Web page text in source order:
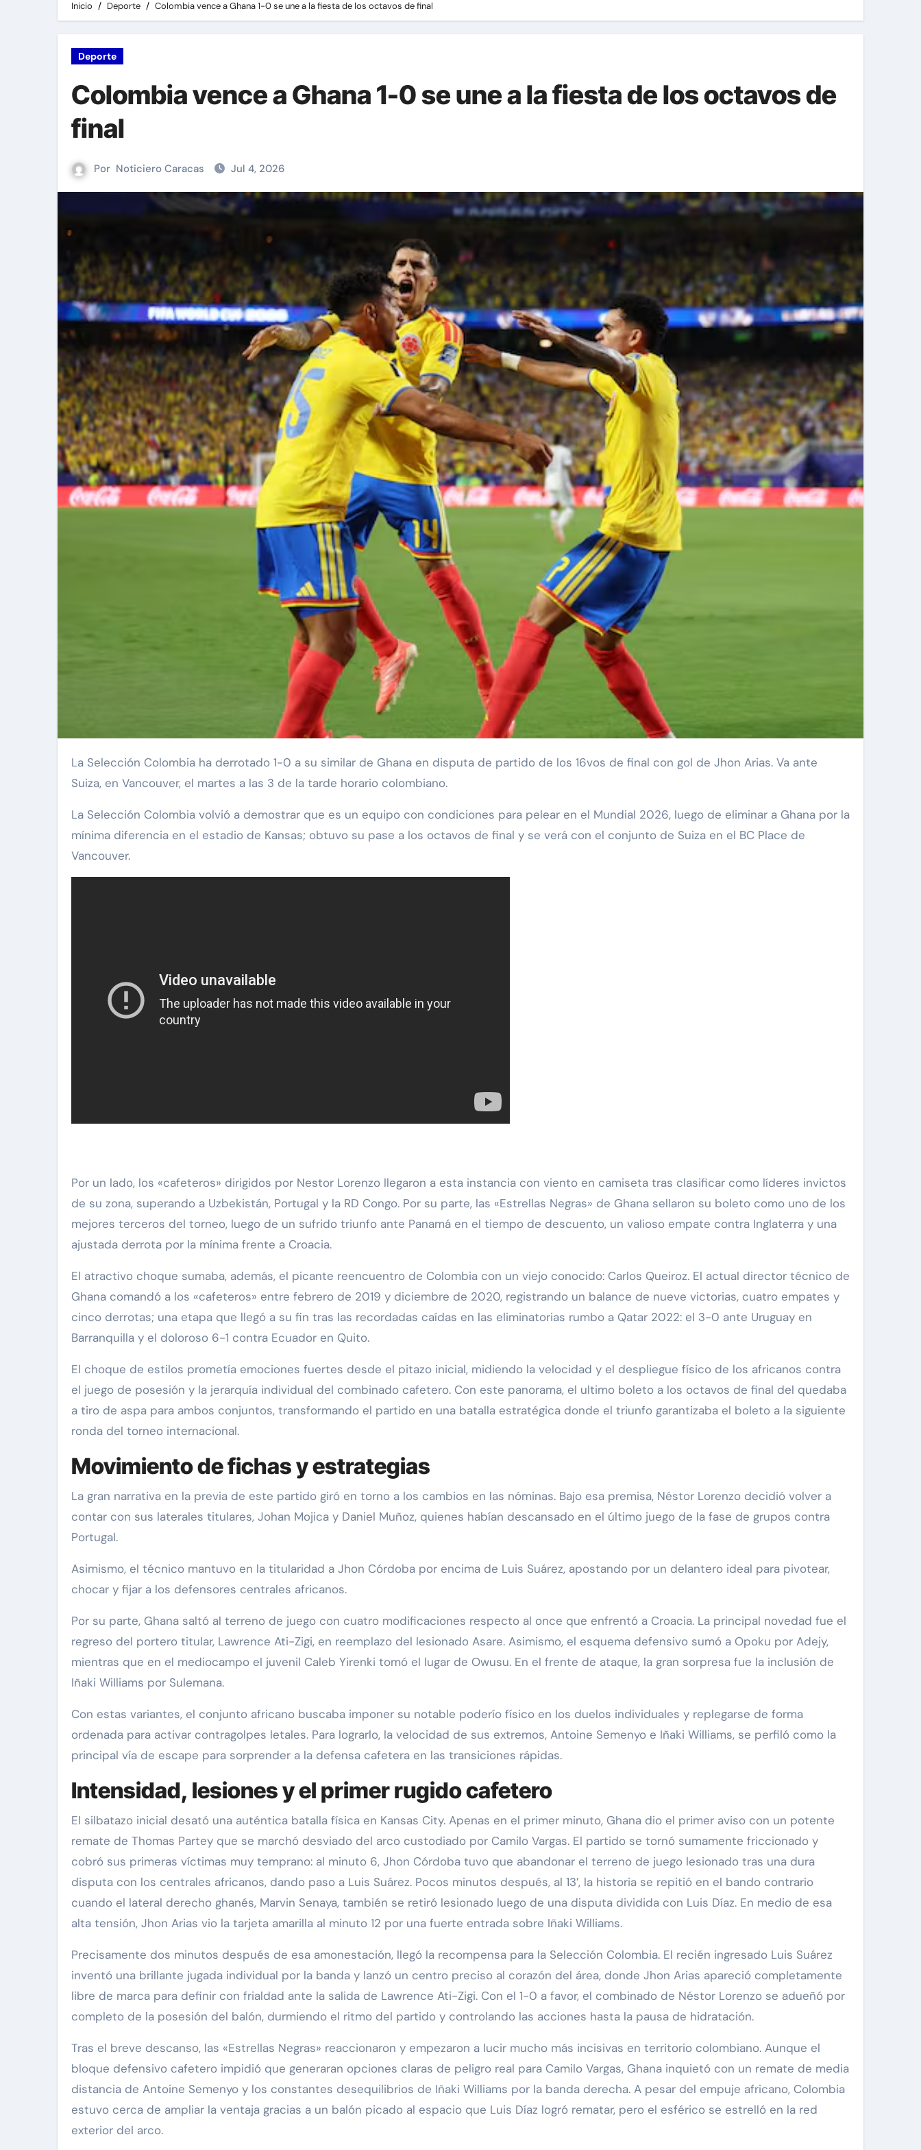
Inicio Deporte Colombia vence a Ghana 1-0 se une a la fiesta de los octavos de final
Deporte
Colombia vence a Ghana 1-0 se une a la fiesta de los octavos de
final
Por Noticiero Caracas Jul 4, 2026
La Selección Colombia ha derrotado 1-0 a su similar de Ghana en disputa de partido de los 16vos de final con gol de Jhon Arias. Va ante
Suiza, en Vancouver, el martes a las 3 de la tarde horario colombiano.
La Selección Colombia volvió a demostrar que es un equipo con condiciones para pelear en el Mundial 2026, luego de eliminar a Ghana por la
mínima diferencia en el estadio de Kansas; obtuvo su pase a los octavos de final y se verá con el conjunto de Suiza en el BC Place de
Vancouver.
Por un lado, los «cafeteros» dirigidos por Nestor Lorenzo llegaron a esta instancia con viento en camiseta tras clasificar como líderes invictos
de su zona, superando a Uzbekistán, Portugal y la RD Congo. Por su parte, las «Estrellas Negras» de Ghana sellaron su boleto como uno de los
mejores terceros del torneo, luego de un sufrido triunfo ante Panamá en el tiempo de descuento, un valioso empate contra Inglaterra y una
ajustada derrota por la mínima frente a Croacia.
El atractivo choque sumaba, además, el picante reencuentro de Colombia con un viejo conocido: Carlos Queiroz. El actual director técnico de
Ghana comandó a los «cafeteros» entre febrero de 2019 y diciembre de 2020, registrando un balance de nueve victorias, cuatro empates y
cinco derrotas; una etapa que llegó a su fin tras las recordadas caídas en las eliminatorias rumbo a Qatar 2022: el 3-0 ante Uruguay en
Barranquilla y el doloroso 6-1 contra Ecuador en Quito.
El choque de estilos prometía emociones fuertes desde el pitazo inicial, midiendo la velocidad y el despliegue físico de los africanos contra
el juego de posesión y la jerarquía individual del combinado cafetero. Con este panorama, el ultimo boleto a los octavos de final del quedaba
a tiro de aspa para ambos conjuntos, transformando el partido en una batalla estratégica donde el triunfo garantizaba el boleto a la siguiente
ronda del torneo internacional.
Movimiento de fichas y estrategias
La gran narrativa en la previa de este partido giró en torno a los cambios en las nóminas. Bajo esa premisa, Néstor Lorenzo decidió volver a
contar con sus laterales titulares, Johan Mojica y Daniel Muñoz, quienes habían descansado en el último juego de la fase de grupos contra
Portugal.
Asimismo, el técnico mantuvo en la titularidad a Jhon Córdoba por encima de Luis Suárez, apostando por un delantero ideal para pivotear,
chocar y fijar a los defensores centrales africanos.
Por su parte, Ghana saltó al terreno de juego con cuatro modificaciones respecto al once que enfrentó a Croacia. La principal novedad fue el
regreso del portero titular, Lawrence Ati-Zigi, en reemplazo del lesionado Asare. Asimismo, el esquema defensivo sumó a Opoku por Adejy,
mientras que en el mediocampo el juvenil Caleb Yirenki tomó el lugar de Owusu. En el frente de ataque, la gran sorpresa fue la inclusión de
Iñaki Williams por Sulemana.
Con estas variantes, el conjunto africano buscaba imponer su notable poderío físico en los duelos individuales y replegarse de forma
ordenada para activar contragolpes letales. Para lograrlo, la velocidad de sus extremos, Antoine Semenyo e Iñaki Williams, se perfiló como la
principal vía de escape para sorprender a la defensa cafetera en las transiciones rápidas.
Intensidad, lesiones y el primer rugido cafetero
El silbatazo inicial desató una auténtica batalla física en Kansas City. Apenas en el primer minuto, Ghana dio el primer aviso con un potente
remate de Thomas Partey que se marchó desviado del arco custodiado por Camilo Vargas. El partido se tornó sumamente friccionado y
cobró sus primeras víctimas muy temprano: al minuto 6, Jhon Córdoba tuvo que abandonar el terreno de juego lesionado tras una dura
disputa con los centrales africanos, dando paso a Luis Suárez. Pocos minutos después, al 13′, la historia se repitió en el bando contrario
cuando el lateral derecho ghanés, Marvin Senaya, también se retiró lesionado luego de una disputa dividida con Luis Díaz. En medio de esa
alta tensión, Jhon Arias vio la tarjeta amarilla al minuto 12 por una fuerte entrada sobre Iñaki Williams.
Precisamente dos minutos después de esa amonestación, llegó la recompensa para la Selección Colombia. El recién ingresado Luis Suárez
inventó una brillante jugada individual por la banda y lanzó un centro preciso al corazón del área, donde Jhon Arias apareció completamente
libre de marca para definir con frialdad ante la salida de Lawrence Ati-Zigi. Con el 1-0 a favor, el combinado de Néstor Lorenzo se adueñó por
completo de la posesión del balón, durmiendo el ritmo del partido y controlando las acciones hasta la pausa de hidratación.
Tras el breve descanso, las «Estrellas Negras» reaccionaron y empezaron a lucir mucho más incisivas en territorio colombiano. Aunque el
bloque defensivo cafetero impidió que generaran opciones claras de peligro real para Camilo Vargas, Ghana inquietó con un remate de media
distancia de Antoine Semenyo y los constantes desequilibrios de Iñaki Williams por la banda derecha. A pesar del empuje africano, Colombia
estuvo cerca de ampliar la ventaja gracias a un balón picado al espacio que Luis Díaz logró rematar, pero el esférico se estrelló en la red
exterior del arco.